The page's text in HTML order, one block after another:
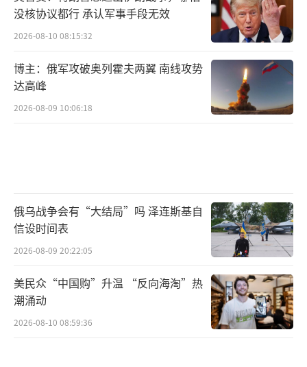
没核协议都行 承认军事手段无效
2026-08-10 08:15:32
博主：俄军攻破奥列霍夫两翼 南线攻势
达高峰
2026-08-09 10:06:18
俄乌战争会有“大结局”吗 泽连斯基自
信设时间表
2026-08-09 20:22:05
美民众“中国购”升温 “反向海淘”热
潮涌动
2026-08-10 08:59:36